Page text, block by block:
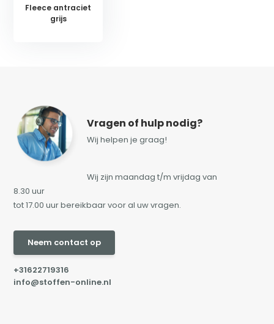
Fleece antraciet
grijs
Vragen of hulp nodig?
Wij helpen je graag!
Wij zijn maandag t/m vrijdag van
8.30 uur
tot 17.00 uur bereikbaar voor al uw vragen.
Neem contact op
+31622719316
info@stoffen-online.nl